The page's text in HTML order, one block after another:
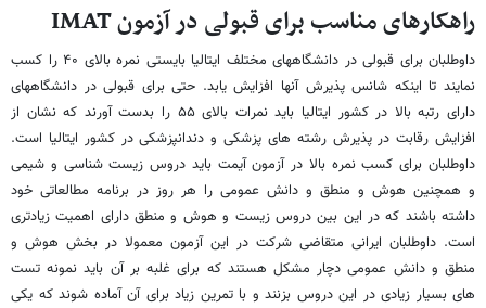
راهکارهای مناسب برای قبولی در آزمونIMAT
داوطلبان برای قبولی در دانشگاههای مختلف ایتالیا بایستی نمره بالای ۴۰ را کسب
نمایند تا اینکه شانس پذیرش آنها افزایش یابد. حتی برای قبولی در دانشگاههای
دارای رتبه بالا در کشور ایتالیا باید نمرات بالای ۵۵ را بدست آورند که نشان از
افزایش رقابت در پذیرش رشته های پزشکی و دندانپزشکی در کشور ایتالیا است.
داوطلبان برای کسب نمره بالا در آزمون آیمت باید دروس زیست شناسی و شیمی
و همچنین هوش و منطق و دانش عمومی را هر روز در برنامه مطالعاتی خود
داشته باشند که در این بین دروس زیست و هوش و منطق دارای اهمیت زیادتری
است. داوطلبان ایرانی متقاضی شرکت در این آزمون معمولا در بخش هوش و
منطق و دانش عمومی دچار مشکل هستند که برای غلبه بر آن باید نمونه تست
های بسیار زیادی در این دروس بزنند و با تمرین زیاد برای آن آماده شوند که یکی